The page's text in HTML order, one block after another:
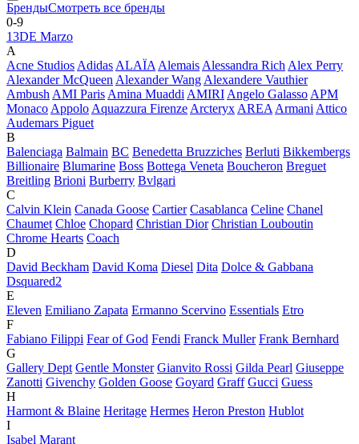
БрендыСмотреть все бренды
0-9
13DE Marzo
A
Acne StudiosAdidasALAÏAAlemaisAlessandra RichAlex Perry
Alexander McQueenAlexander WangAlexandere Vauthier
AmbushAMI ParisAmina MuaddiAMIRIAngelo GalassoAPM
MonacoAppoloAquazzura FirenzeArcteryxAREAArmaniAttico
Audemars Piguet
B
Balenciaga Balmain BC Benedetta Bruzziches Berluti Bikkembergs
Billionaire Blumarine Boss Bottega Veneta Boucheron Breguet
Breitling Brioni Burberry Bvlgari
C
Calvin Klein Canada Goose Cartier Casablanca Celine Chanel
Chaumet Chloe Chopard Christian Dior Christian Louboutin
Chrome Hearts Coach
D
David Beckham David Koma Diesel Dita Dolce & Gabbana
Dsquared2
E
Eleven Emiliano Zapata Ermanno Scervino Essentials Etro
F
Fabiano Filippi Fear of God Fendi Franck Muller Frank Bernhard
G
Gallery Dept Gentle Monster Gianvito Rossi Gilda Pearl Giuseppe
Zanotti Givenchy Golden Goose Goyard Graff Gucci Guess
H
Harmont & Blaine Heritage Hermes Heron Preston Hublot
I
Isabel Marant